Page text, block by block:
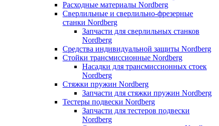
Расходные материалы Nordberg
Сверлильные и сверлильно-фрезерные
станки Nordberg
Запчасти для сверлильных станков
Nordberg
Средства индивидуальной защиты Nordberg
Стойки трансмиссионные Nordberg
Насадки для трансмиссионных стоек
Nordberg
Стяжки пружин Nordberg
Запчасти для стяжки пружин Nordberg
Тестеры подвески Nordberg
Запчасти для тестеров подвески
Nordberg